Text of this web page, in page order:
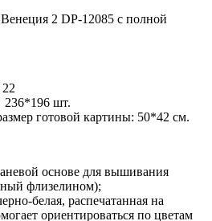
2 DP-12085 с полной
236*196 шт.
готовой картины: 50*42 см.
основе для вышивания
флизелином);
белая, распечатанная на
ориентироваться по цветам